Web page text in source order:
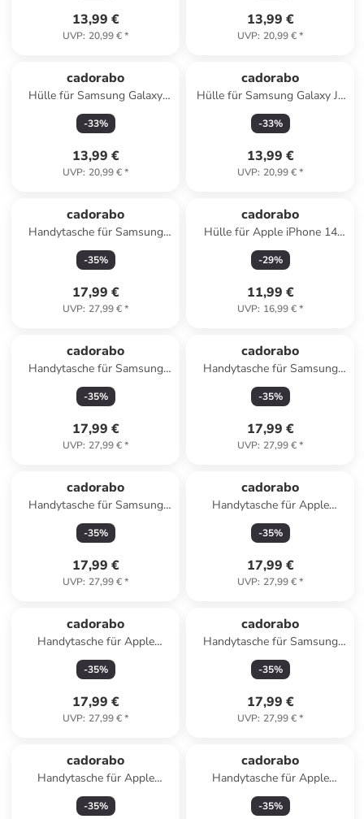
13,99 €
UVP: 20,99 €*
13,99 €
UVP: 20,99 €*
cadorabo
Hülle für Samsung Galaxy
S21 5G Blumen Design in
FLORAL TÜRKIS
-33%
13,99 €
UVP: 20,99 €*
cadorabo
Hülle für Samsung Galaxy J4
PLUS Blumen Design in
FLORAL BLAU
-33%
13,99 €
UVP: 20,99 €*
cadorabo
Handytasche für Samsung
Galaxy J8 2016 Hülle
Umhängetasche in Braun
-35%
17,99 €
UVP: 27,99 €*
cadorabo
Hülle für Apple iPhone 14
Glitter in Schwarz mit Glitter
-29%
11,99 €
UVP: 16,99 €*
cadorabo
Handytasche für Samsung
Galaxy J6 PLUS Hülle
Umhängetasche in Pink
-35%
17,99 €
UVP: 27,99 €*
cadorabo
Handytasche für Samsung
Galaxy A73 5G Hülle
Umhängetasche in Pink
-35%
17,99 €
UVP: 27,99 €*
cadorabo
Handytasche für Samsung
Galaxy A80 / A90 4G Hülle
Umhängetasche in Gelb
-35%
17,99 €
UVP: 27,99 €*
cadorabo
Handytasche für Apple
iPhone 12 MINI Hülle
Umhängetasche in Rot
-35%
17,99 €
UVP: 27,99 €*
cadorabo
Handytasche für Apple
iPhone 13 MINI Hülle
Umhängetasche in Gelb
-35%
17,99 €
UVP: 27,99 €*
cadorabo
Handytasche für Samsung
Galaxy Z3 Hülle
Umhängetasche in Gelb
-35%
17,99 €
UVP: 27,99 €*
cadorabo
Handytasche für Apple
iPhone 12 PRO Hülle
Umhängetasche in Rot
-35%
cadorabo
Handytasche für Apple
iPhone 7 PLUS / 7S PLUS
Hülle Umhängetasche in
-35%